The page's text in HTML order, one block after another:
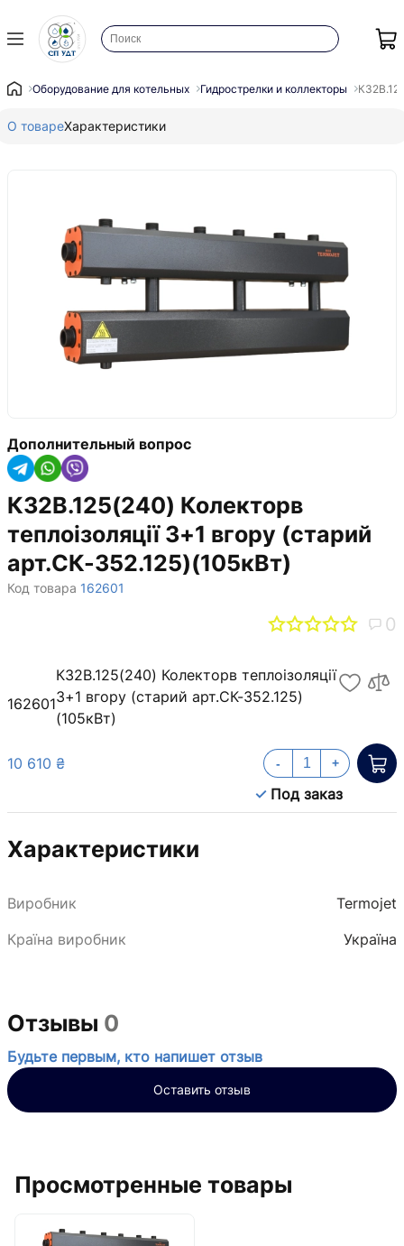
Оборудование для котельных Гидрострелки и коллекторы
О товареХарактеристики
Дополнительный вопрос
К32B.125(240) Колекторв
теплоізоляції 3+1 вгору (старий
арт.СК-352.125)(105кВт)
Код товара 162601
0
162601
К32B.125(240) Колекторв теплоізоляції
3+1 вгору (старий арт.СК-352.125)
(105кВт)
10 610 ₴
Под заказ
- +
Характеристики
Виробник
Termojet
Країна виробник
Україна
Отзывы 0
Будьте первым, кто напишет отзыв
Оставить отзыв
Просмотренные товары